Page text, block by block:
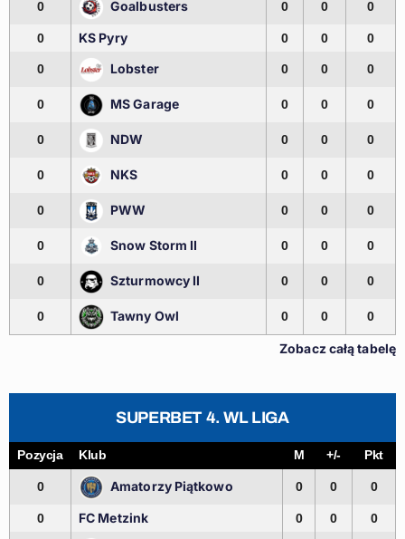
0 Goalbusters 0 0 0
0 KS Pyry 0 0 0
0 Lobster 0 0 0
0 MS Garage 0 0 0
0 NDW 0 0 0
0 NKS 0 0 0
0 PWW 0 0 0
0 Snow Storm II 0 0 0
0 Szturmowcy II 0 0 0
0 Tawny Owl 0 0 0
Zobacz całą tabelę
SUPERBET 4. WL LIGA
Pozycja Klub M +/- Pkt
0 Amatorzy Piątkowo 0 0 0
0 FC Metzink 0 0 0